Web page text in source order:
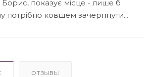
Борис, показує місце - лише б
потрібно ковшем зачерпнути...
ОТЗЫВЫ